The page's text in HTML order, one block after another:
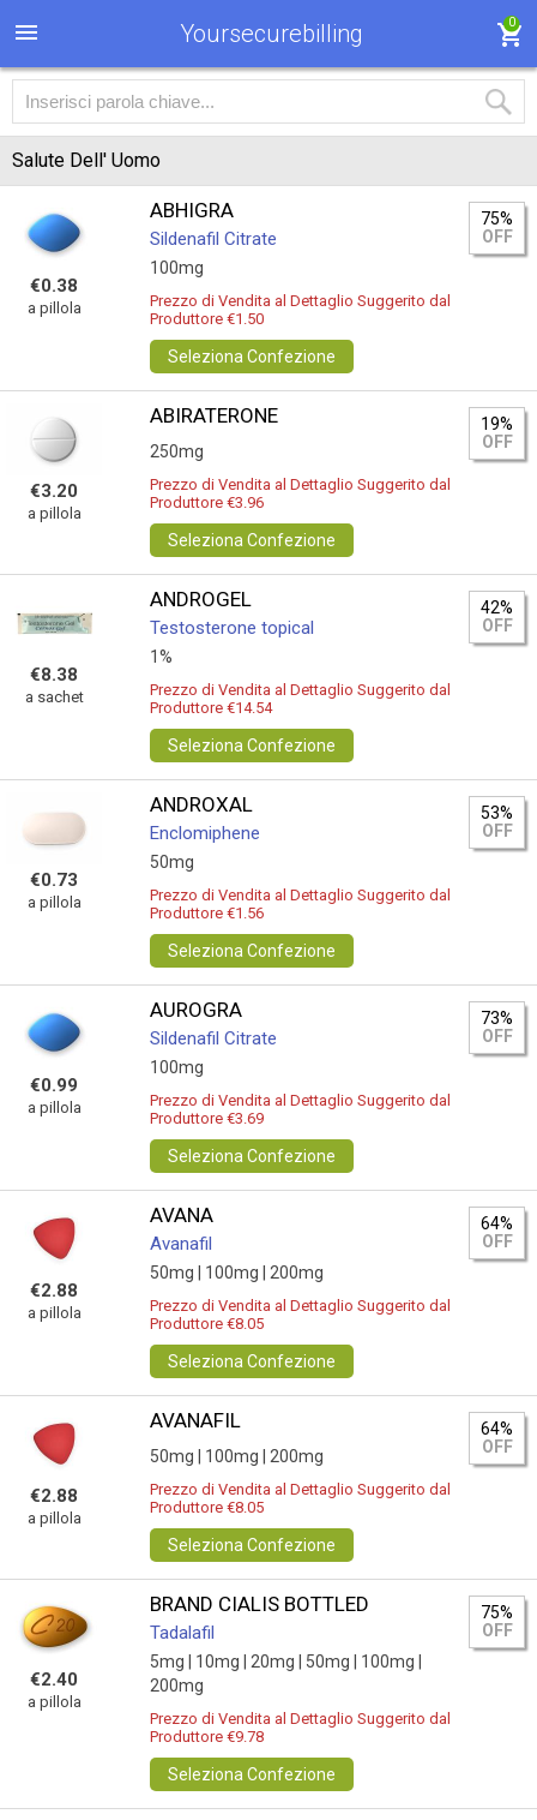
Yoursecurebilling 0
Salute Dell' Uomo
€0.38
a pillola
ABHIGRA
Sildenafil Citrate
100mg
75%
OFF
Prezzo di Vendita al Dettaglio Suggerito dal
Produttore €1.50
Seleziona Confezione
€3.20
a pillola
ABIRATERONE
250mg
19%
OFF
Prezzo di Vendita al Dettaglio Suggerito dal
Produttore €3.96
Seleziona Confezione
€8.38
a sachet
ANDROGEL
Testosterone topical
1%
42%
OFF
Prezzo di Vendita al Dettaglio Suggerito dal
Produttore €14.54
Seleziona Confezione
€0.73
a pillola
ANDROXAL
Enclomiphene
50mg
53%
OFF
Prezzo di Vendita al Dettaglio Suggerito dal
Produttore €1.56
Seleziona Confezione
€0.99
a pillola
AUROGRA
Sildenafil Citrate
100mg
73%
OFF
Prezzo di Vendita al Dettaglio Suggerito dal
Produttore €3.69
Seleziona Confezione
€2.88
a pillola
AVANA
Avanafil
50mg | 100mg | 200mg
64%
OFF
Prezzo di Vendita al Dettaglio Suggerito dal
Produttore €8.05
Seleziona Confezione
€2.88
a pillola
AVANAFIL
50mg | 100mg | 200mg
64%
OFF
Prezzo di Vendita al Dettaglio Suggerito dal
Produttore €8.05
Seleziona Confezione
€2.40
a pillola
BRAND CIALIS BOTTLED
Tadalafil
5mg | 10mg | 20mg | 50mg |
100mg |
200mg
75%
OFF
Prezzo di Vendita al Dettaglio Suggerito dal
Produttore €9.78
Seleziona Confezione